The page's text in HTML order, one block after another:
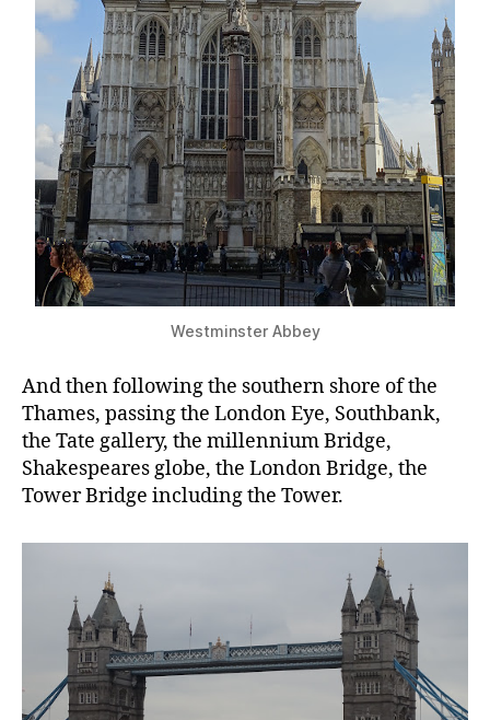
Westminster Abbey
And then following the southern shore of the
Thames, passing the London Eye, Southbank,
the Tate gallery, the millennium Bridge,
Shakespeares globe, the London Bridge, the
Tower Bridge including the Tower.